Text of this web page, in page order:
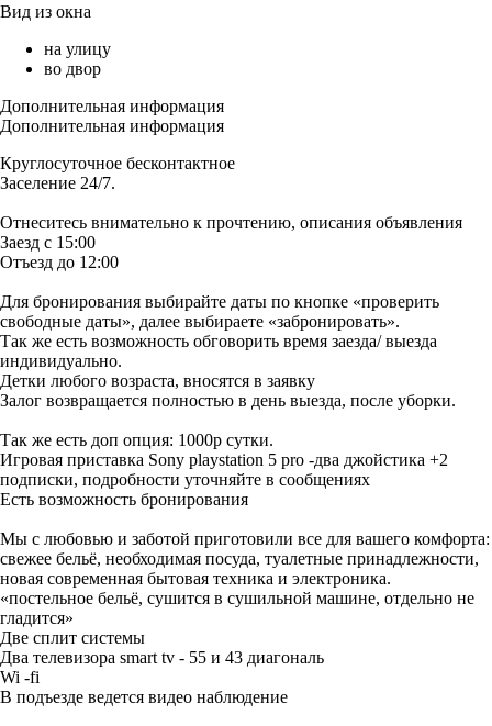
Вид из окна
на улицу
во двор
Дополнительная информация
Дополнительная информация
Круглосуточное бесконтактное
Заселение 24/7.
Отнеситесь внимательно к прочтению, описания объявления
Заезд с 15:00
Отъезд до 12:00
Для бронирования выбирайте даты по кнопке «проверить
свободные даты», далее выбираете «забронировать».
Так же есть возможность обговорить время заезда/ выезда
индивидуально.
Детки любого возраста, вносятся в заявку
Залог возвращается полностью в день выезда, после уборки.
Так же есть доп опция: 1000р сутки.
Игровая приставка Sony playstation 5 pro -два джойстика +2
подписки, подробности уточняйте в сообщениях
Есть возможность бронирования
Мы с любовью и заботой приготовили все для вашего комфорта:
свежее бельё, необходимая посуда, туалетные принадлежности,
новая современная бытовая техника и электроника.
«постельное бельё, сушится в сушильной машине, отдельно не
гладится»
Две сплит системы
Два телевизора smart tv - 55 и 43 диагональ
Wi -fi
В подъезде ведется видео наблюдение